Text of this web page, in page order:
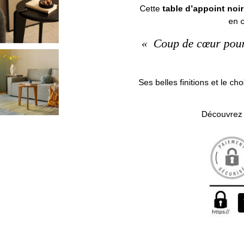
Cettetable d’appoint
en
« Coup de cœur
Ses belles finitions et le